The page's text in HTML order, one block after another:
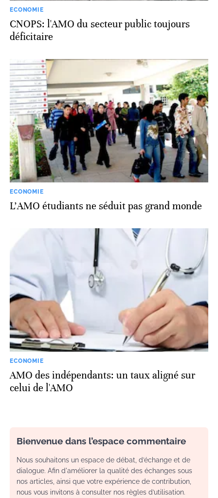
ECONOMIE
CNOPS: l'AMO du secteur public toujours
déficitaire
ECONOMIE
L'AMO étudiants ne séduit pas grand monde
ECONOMIE
AMO des indépendants: un taux aligné sur
celui de l'AMO
Bienvenue dans l’espace commentaire
Nous souhaitons un espace de débat, d’échange et de
dialogue. Afin d'améliorer la qualité des échanges sous
nos articles, ainsi que votre expérience de contribution,
nous vous invitons à consulter nos règles d’utilisation.